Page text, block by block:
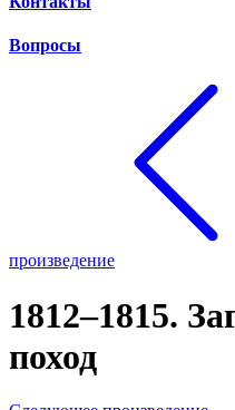
Вопросы
произведение
1812–1815.
поход